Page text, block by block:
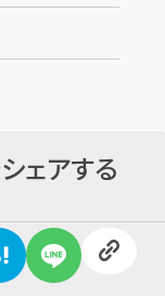
ェアする